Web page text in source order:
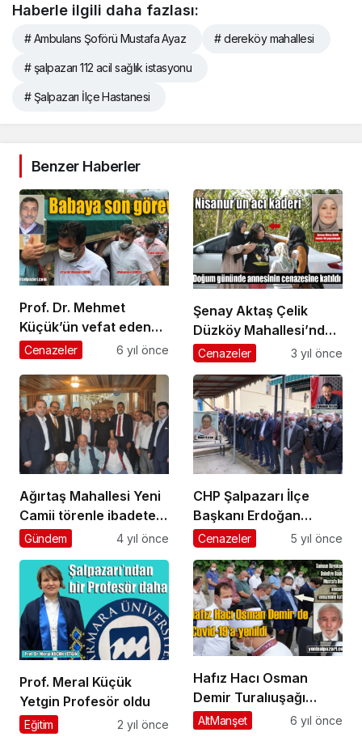
Haberle ilgili daha fazlası:
# Ambulans Şoförü Mustafa Ayaz # dereköy mahallesi
# şalpazarı 112 acil sağlık istasyonu
# Şalpazarı İlçe Hastanesi
Benzer Haberler
Prof. Dr. Mehmet
Küçük’ün vefat eden
babası Üzümözü
verildi
Cenazeler 6 yıl önce
Şenay Aktaş Çelik
Düzköy Mahallesi’nde
son yolculuğuna
Cenazeler 3 yıl önce
Ağırtaş Mahallesi Yeni
Camii törenle ibadete
açıldı
Gündem 4 yıl önce
CHP Şalpazarı İlçe
Başkanı Erdoğan
Kıran’ın vefat eden
toprağa verildi
Cenazeler 5 yıl önce
Prof. Meral Küçük
Yetgin Profesör oldu
Eğitim 2 yıl önce
Hafız Hacı Osman
Demir Turalıuşağı
Mahallesi’nde
AltManşet 6 yıl önce